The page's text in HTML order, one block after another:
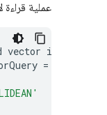
عملية قراءة
vector index
=